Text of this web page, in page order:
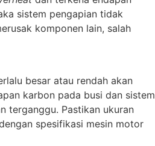
sistem pengapian tidak
komponen lain, salah
besar atau rendah akan
karbon pada busi dan sistem
terganggu. Pastikan ukuran
spesifikasi mesin motor